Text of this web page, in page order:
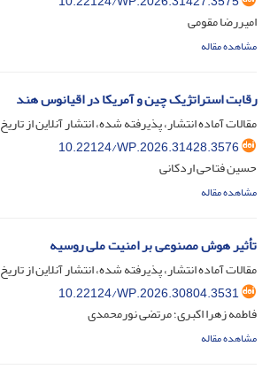
امیررضا مقومی
مشاهده مقاله
رقابت استراتژیک چین و آمریکا در اقیانوس هند
مقالات آماده انتشار، پذیرفته شده، انتشار آنلاین از تاریخ
10.22124/WP.2026.31428.3576
حسین فتاحی اردکانی
مشاهده مقاله
تأثیر هوش مصنوعی بر امنیت ملی روسیه
مقالات آماده انتشار، پذیرفته شده، انتشار آنلاین از تاریخ
10.22124/WP.2026.30804.3531
فاطمه زهرا اکبری؛ مرتضی نورمحمدی
مشاهده مقاله